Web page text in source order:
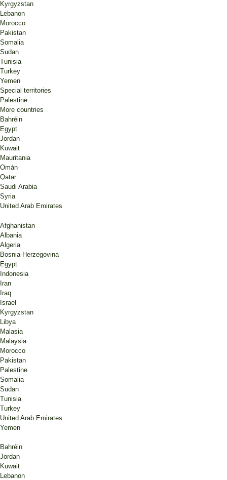
Kyrgyzstan
Lebanon
Morocco
Pakistan
Somalia
Sudan
Tunisia
Turkey
Yemen
Special territories
Palestine
More countries
Bahréin
Egypt
Jordan
Kuwait
Mauritania
Omán
Qatar
Saudi Arabia
Syria
United Arab Emirates
Afghanistan
Albania
Algeria
Bosnia-Herzegovina
Egypt
Indonesia
Iran
Iraq
Israel
Kyrgyzstan
Libya
Malasia
Malaysia
Morocco
Pakistan
Palestine
Somalia
Sudan
Tunisia
Turkey
United Arab Emirates
Yemen
Bahréin
Jordan
Kuwait
Lebanon